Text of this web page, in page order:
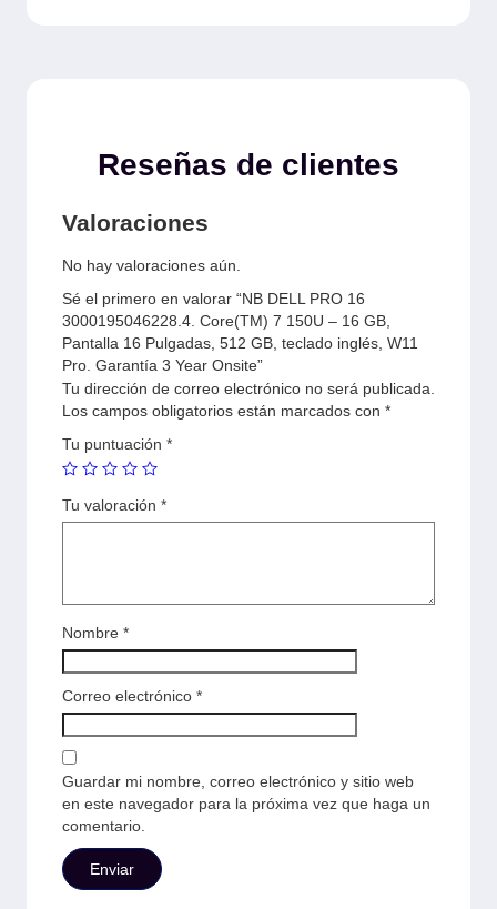
Reseñas de clientes
Valoraciones
No hay valoraciones aún.
Sé el primero en valorar “NB DELL PRO 16
3000195046228.4. Core(TM) 7 150U – 16 GB,
Pantalla 16 Pulgadas, 512 GB, teclado inglés, W11
Pro. Garantía 3 Year Onsite”
Tu dirección de correo electrónico no será publicada.
Los campos obligatorios están marcados con *
Tu puntuación *
Tu valoración *
Nombre *
Correo electrónico *
Guardar mi nombre, correo electrónico y sitio web
en este navegador para la próxima vez que haga un
comentario.